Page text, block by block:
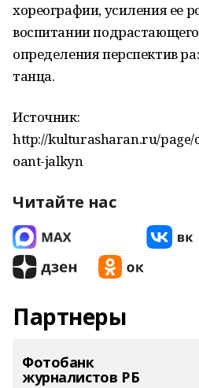
хореографии, усиления ее
воспитании
определения перспектив
танца.
Источник:
http://kulturasharan.ru/page/
oant-jalkyn
Читайте нас
Партнеры
Фотобанк
журналистов РБ